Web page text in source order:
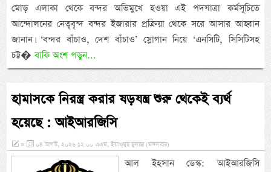
মোড় এলাকা থেকে বন্দর অভিমুখে হওয়া এই পদযাত্রা কর্মসূচিতে
আন্দোলনের নেতৃবৃন্দ বন্দর ইজারার প্রক্রিয়া থেকে সরে আসার আহ্বান
জানান। ‘বন্দর বাঁচাও, দেশ বাঁচাও’ স্লোগান নিয়ে ‘এনসিটি, সিসিটিসহ
চট্ট�বাকি অংশ পড়ুন...
হামাসকে নিরস্ত্র করার ষড়যন্ত্র শুরু থেকেই ব্যর্থ
হয়েছে : আইআরজিসি
» ০৪ আগস্ট, ২০২৬ ১২:০০ এএম, ইয়াওমুছ ছুলাছা (মঙ্গলবার)
আল ইহসান ডেস্ক: আইআরজিসি